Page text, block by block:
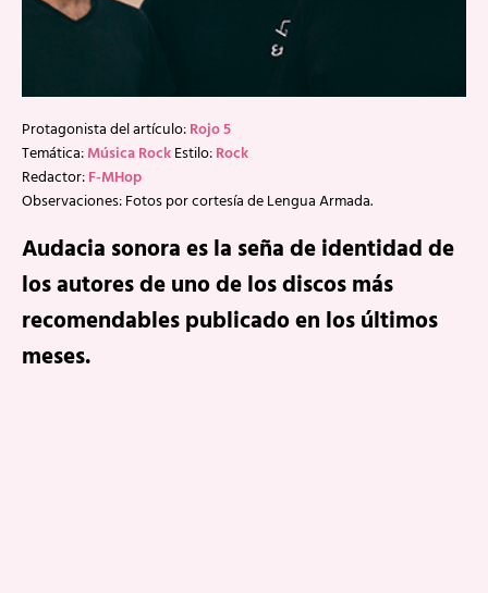
Protagonista del artículo:Rojo 5
Temática:Música RockEstilo:Rock
Redactor:F-MHop
Observaciones: Fotos por cortesía de Lengua Armada.
Audacia sonora es la seña de identidad de
los autores de uno de los discos más
recomendables publicado en los últimos
meses.